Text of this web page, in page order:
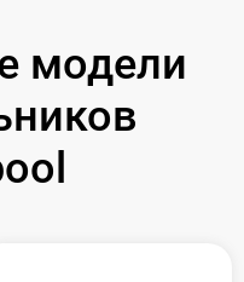
модели